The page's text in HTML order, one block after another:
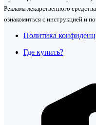
Реклама лекарственного
ознакомиться с инструкцией и
Политика
Где купить?